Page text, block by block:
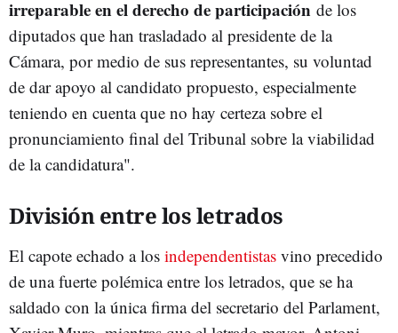
irreparable en el derecho de participación de los
diputados que han trasladado al presidente de la
Cámara, por medio de sus representantes, su voluntad
de dar apoyo al candidato propuesto, especialmente
teniendo en cuenta que no hay certeza sobre el
pronunciamiento final del Tribunal sobre la viabilidad
de la candidatura".
División entre los letrados
El capote echado a los independentistas vino precedido
de una fuerte polémica entre los letrados, que se ha
saldado con la única firma del secretario del Parlament,